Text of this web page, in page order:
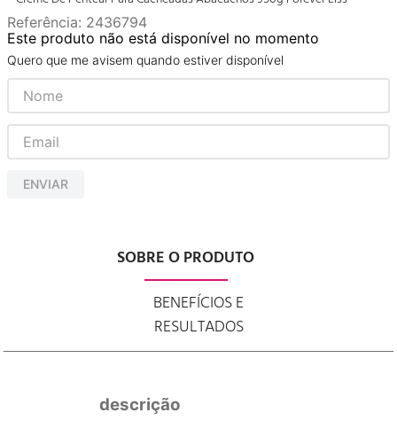
Referência: 2436794
Este produto não está disponível no momento
Quero que me avisem quando estiver disponível
ENVIAR
SOBRE O PRODUTO
BENEFÍCIOS E
RESULTADOS
descrição